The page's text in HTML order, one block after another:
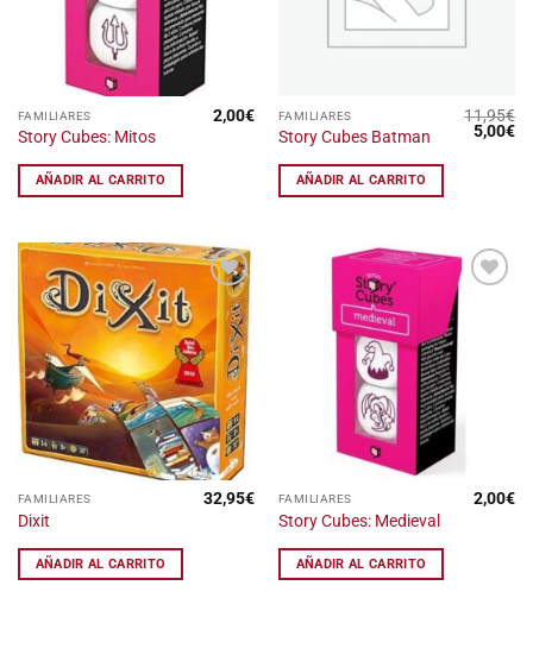
FAMILIARES
Story Cubes: Mitos
2,00€
AÑADIR AL CARRITO
FAMILIARES
Story Cubes Batman
11,95€
El
precio
5,00€El
AÑADIR AL CARRITO
Añadir
a la
lista
de
deseos
FAMILIARES
Dixit
32,95€
AÑADIR AL CARRITO
FAMILIARES
Story Cubes: Medieval
2,00€
AÑADIR AL CARRITO